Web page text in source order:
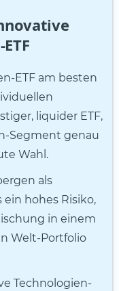
ETF am besten
liquider ETF,
Segment genau
Wahl.
als
hohes Risiko,
in einem
Welt-Portfolio
Technologien-